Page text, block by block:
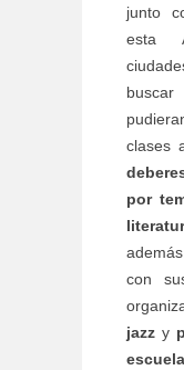
junto
esta
clases
por
con
jazz y